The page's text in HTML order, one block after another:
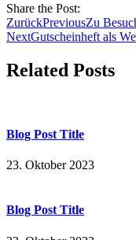
Share the Post:
ZurückPreviousZu
NextGutscheinheft als
Related Posts
Blog Post Title
23. Oktober 2023
Blog Post Title